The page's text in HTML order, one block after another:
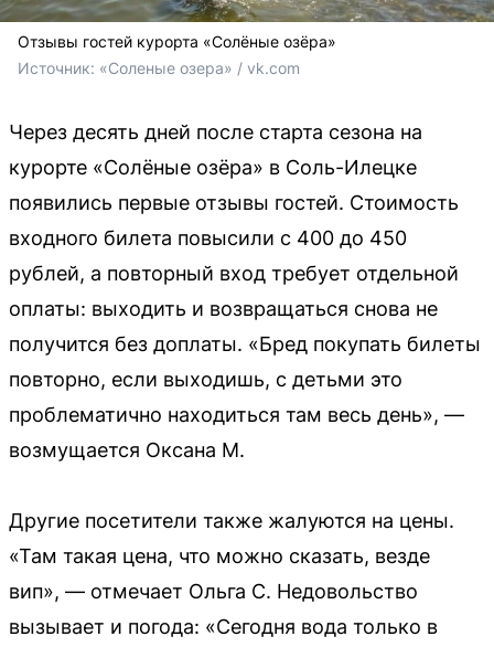
Отзывы гостей курорта «Солёные озёра»
Источник: «Соленые озера» / vk.com
Через десять дней после старта сезона на
курорте «Солёные озёра» в Соль-Илецке
появились первые отзывы гостей. Стоимость
входного билета повысили с 400 до 450
рублей, а повторный вход требует отдельной
оплаты: выходить и возвращаться снова не
получится без доплаты. «Бред покупать билеты
повторно, если выходишь, с детьми это
проблематично находиться там весь день», —
возмущается Оксана М.
Другие посетители также жалуются на цены.
«Там такая цена, что можно сказать, везде
вип», — отмечает Ольга С. Недовольство
вызывает и погода: «Сегодня вода только в